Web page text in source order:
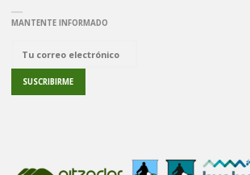
MANTENTE INFORMADO